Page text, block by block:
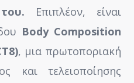
Επιπλέον, είναι
Body Composition
, μια πρωτοποριακή
και τελειοποίησης